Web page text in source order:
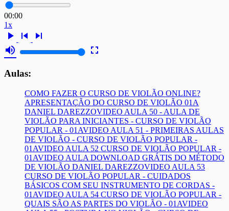
00:00
1x
play_arrow skip_previous
skip_next
volume_up
fullscreen
Aulas:
COMO FAZER O CURSO DE VIOLÃO ONLINE?
APRESENTAÇÃO DO CURSO DE VIOLÃO 01A
DANIEL DAREZZOVIDEO AULA 50 - AULA DE
VIOLÃO PARA INICIANTES - CURSO DE VIOLÃO
POPULAR - 01AVIDEO AULA 51 - PRIMEIRAS AULAS
DE VIOLÃO - CURSO DE VIOLÃO POPULAR -
01AVIDEO AULA 52 CURSO DE VIOLÃO POPULAR -
01AVIDEO AULA DOWNLOAD GRÁTIS DO MÉTODO
DE VIOLÃO DANIEL DAREZZOVIDEO AULA 53
CURSO DE VIOLÃO POPULAR - CUIDADOS
BÁSICOS COM SEU INSTRUMENTO DE CORDAS -
01AVIDEO AULA 54 CURSO DE VIOLÃO POPULAR -
QUAIS SÃO AS PARTES DO VIOLÃO - 01AVIDEO